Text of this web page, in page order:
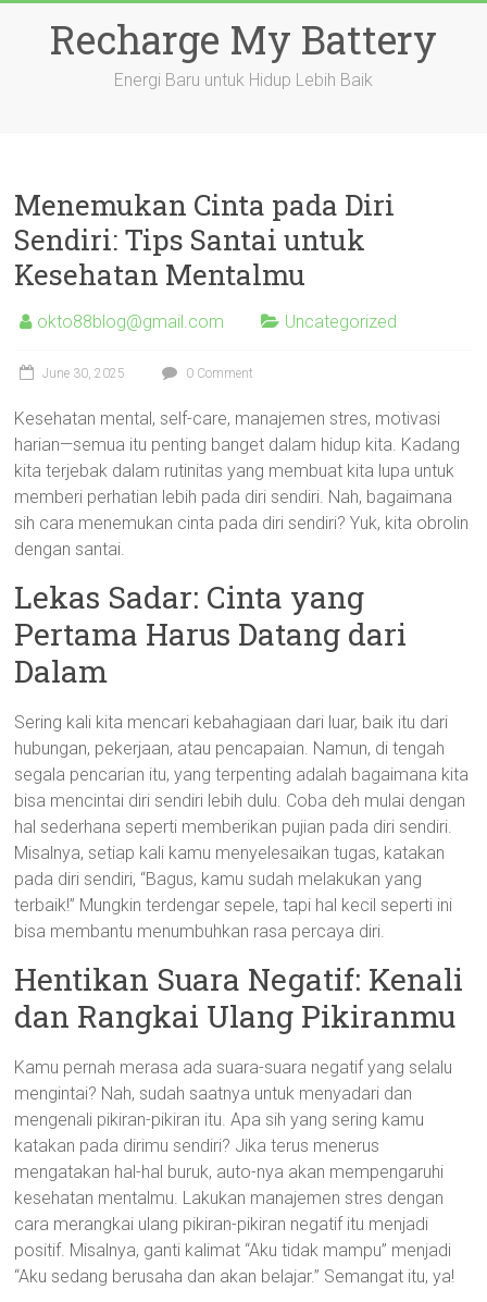
contentRecharge My Battery
Energi Baru untuk Hidup Lebih Baik
Menemukan Cinta pada Diri
Sendiri: Tips Santai untuk
Kesehatan Mentalmu
okto88blog@gmail.com Uncategorized
June 30, 2025 0 Comment
Kesehatan mental, self-care, manajemen stres, motivasi
harian—semua itu penting banget dalam hidup kita. Kadang
kita terjebak dalam rutinitas yang membuat kita lupa untuk
memberi perhatian lebih pada diri sendiri. Nah, bagaimana
sih cara menemukan cinta pada diri sendiri? Yuk, kita obrolin
dengan santai.
Lekas Sadar: Cinta yang
Pertama Harus Datang dari
Dalam
Sering kali kita mencari kebahagiaan dari luar, baik itu dari
hubungan, pekerjaan, atau pencapaian. Namun, di tengah
segala pencarian itu, yang terpenting adalah bagaimana kita
bisa mencintai diri sendiri lebih dulu. Coba deh mulai dengan
hal sederhana seperti memberikan pujian pada diri sendiri.
Misalnya, setiap kali kamu menyelesaikan tugas, katakan
pada diri sendiri, “Bagus, kamu sudah melakukan yang
terbaik!” Mungkin terdengar sepele, tapi hal kecil seperti ini
bisa membantu menumbuhkan rasa percaya diri.
Hentikan Suara Negatif: Kenali
dan Rangkai Ulang Pikiranmu
Kamu pernah merasa ada suara-suara negatif yang selalu
mengintai? Nah, sudah saatnya untuk menyadari dan
mengenali pikiran-pikiran itu. Apa sih yang sering kamu
katakan pada dirimu sendiri? Jika terus menerus
mengatakan hal-hal buruk, auto-nya akan mempengaruhi
kesehatan mentalmu. Lakukan manajemen stres dengan
cara merangkai ulang pikiran-pikiran negatif itu menjadi
positif. Misalnya, ganti kalimat “Aku tidak mampu” menjadi
“Aku sedang berusaha dan akan belajar.” Semangat itu, ya!